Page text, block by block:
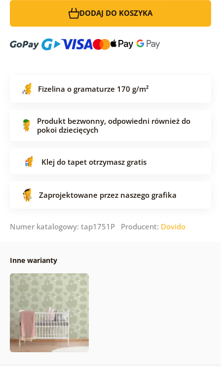
DODAJ DO KOSZYKA
Fizelina o gramaturze 170 g/m²
Produkt bezwonny, odpowiedni również do
pokoi dziecięcych
Klej do tapet otrzymasz gratis
Zaprojektowane przez naszego grafika
Numer katalogowy: tap1751P Producent: Dovido
Inne warianty